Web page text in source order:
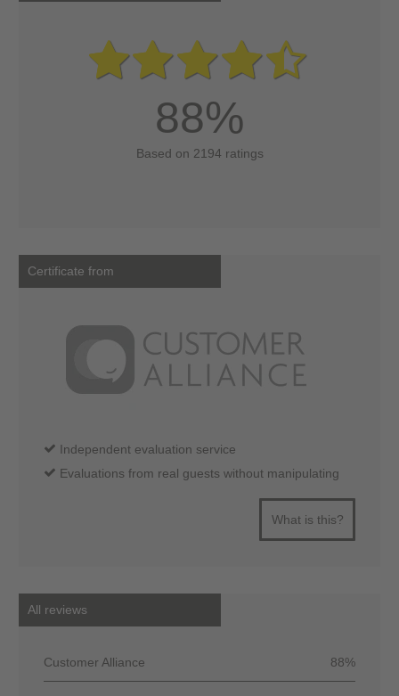
88%
Based on 2194 ratings
Certificate from
Independent evaluation service
Evaluations from real guests without manipulating
What is this?
All reviews
Customer Alliance 88%